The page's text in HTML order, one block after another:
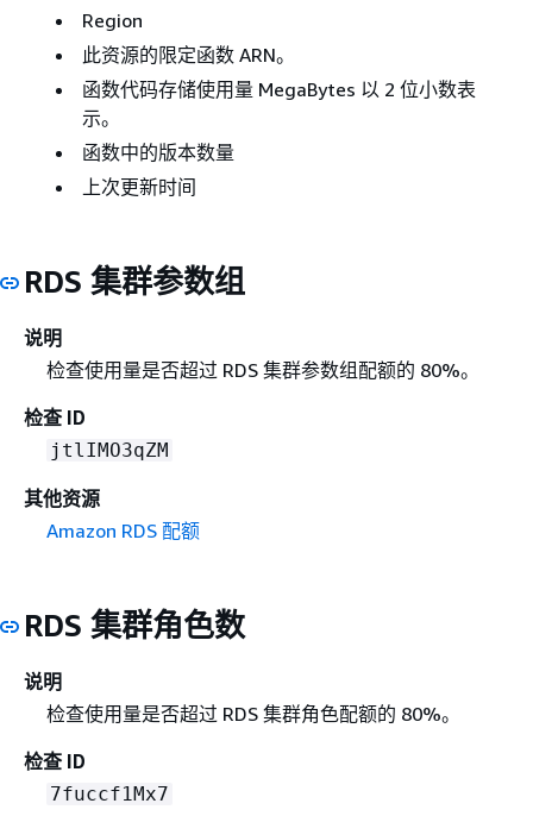
Region
此资源的限定函数 ARN。
函数代码存储使用量 MegaBytes 以 2 位小数表
示。
函数中的版本数量
上次更新时间
RDS 集群参数组
说明
检查使用量是否超过 RDS 集群参数组配额的 80%。
检查 ID
jtlIMO3qZM
其他资源
Amazon RDS 配额
RDS 集群角色数
说明
检查使用量是否超过 RDS 集群角色配额的 80%。
检查 ID
7fuccf1Mx7